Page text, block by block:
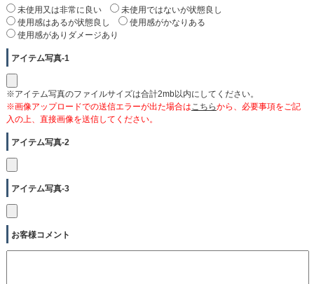
未使用又は非常に良い
未使用ではないが状態良し
使用感はあるが状態良し
使用感がかなりある
使用感がありダメージあり
アイテム写真-1
※アイテム写真のファイルサイズは合計2mb以内にしてください。
※画像アップロードでの送信エラーが出た場合は こちらから、必要事項をご記
入の上、直接画像を送信してください。
アイテム写真-2
アイテム写真-3
お客様コメント